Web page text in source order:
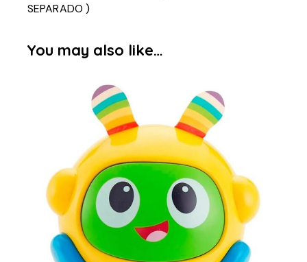
SEPARADO )
You may also like…